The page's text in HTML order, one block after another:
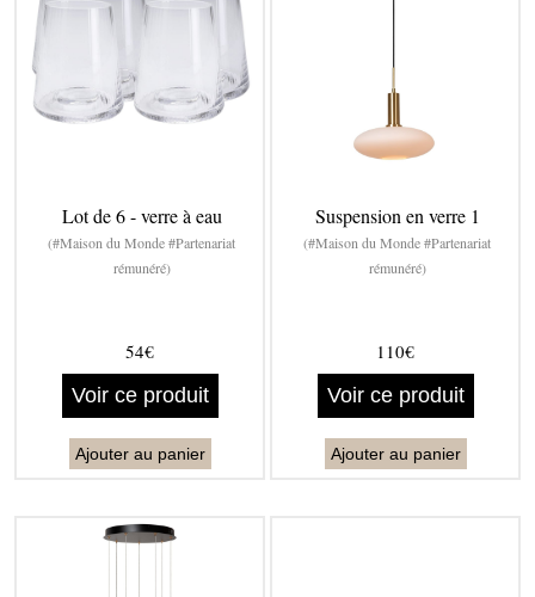
Lot de 6 - verre à eau
(#Maison du Monde #Partenariat
rémunéré)
54€
Voir ce produit
Ajouter au panier
Suspension en verre 1
(#Maison du Monde #Partenariat
rémunéré)
110€
Voir ce produit
Ajouter au panier